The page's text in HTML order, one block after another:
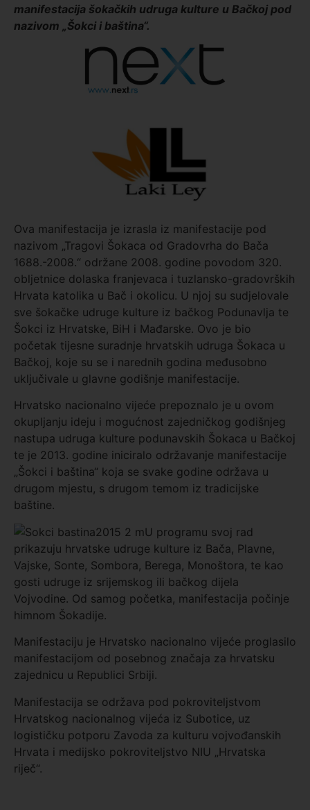
manifestacija šokačkih udruga kulture u Bačkoj pod
nazivom „Šokci i baština“.
Ova manifestacija je izrasla iz manifestacije pod
nazivom „Tragovi Šokaca od Gradovrha do Bača
1688.-2008.“ održane 2008. godine povodom 320.
obljetnice dolaska franjevaca i tuzlansko-gradovrških
Hrvata katolika u Bač i okolicu. U njoj su sudjelovale
sve šokačke udruge kulture iz bačkog Podunavlja te
Šokci iz Hrvatske, BiH i Mađarske. Ovo je bio
početak tijesne suradnje hrvatskih udruga Šokaca u
Bačkoj, koje su se i narednih godina međusobno
uključivale u glavne godišnje manifestacije.
Hrvatsko nacionalno vijeće prepoznalo je u ovom
okupljanju ideju i mogućnost zajedničkog godišnjeg
nastupa udruga kulture podunavskih Šokaca u Bačkoj
te je 2013. godine iniciralo održavanje manifestacije
„Šokci i baština“ koja se svake godine održava u
drugom mjestu, s drugom temom iz tradicijske
baštine.
U programu svoj rad
prikazuju hrvatske udruge kulture iz Bača, Plavne,
Vajske, Sonte, Sombora, Berega, Monoštora, te kao
gosti udruge iz srijemskog ili bačkog dijela
Vojvodine. Od samog početka, manifestacija počinje
himnom Šokadije.
Manifestaciju je Hrvatsko nacionalno vijeće proglasilo
manifestacijom od posebnog značaja za hrvatsku
zajednicu u Republici Srbiji.
Manifestacija se održava pod pokroviteljstvom
Hrvatskog nacionalnog vijeća iz Subotice, uz
logističku potporu Zavoda za kulturu vojvođanskih
Hrvata i medijsko pokroviteljstvo NIU „Hrvatska
riječ“.